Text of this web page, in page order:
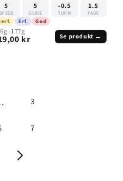
5
SPEED
5
GLIDE
-0.5
TURN
1.5
FADE
Erf. God
kr Se produkt →
3
7